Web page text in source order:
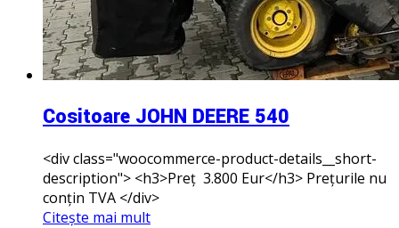
Cositoare JOHN DEERE 540
<div class="woocommerce-product-details__short-
description"> <h3>Preț 3.800 Eur</h3> Prețurile nu
conțin TVA </div>
Citește mai mult